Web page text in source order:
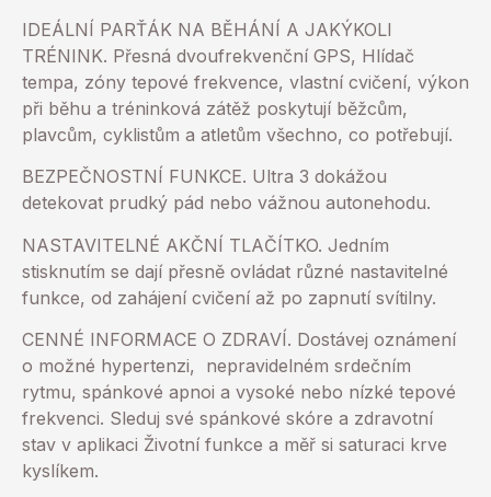
IDEÁLNÍ PARŤÁK NA BĚHÁNÍ A JAKÝKOLI
TRÉNINK. Přesná dvoufrekvenční GPS, Hlídač
tempa, zóny tepové frekvence, vlastní cvičení, výkon
při běhu a tréninková zátěž poskytují běžcům,
plavcům, cyklistům a atletům všechno, co potřebují.
BEZPEČNOSTNÍ FUNKCE. Ultra 3 dokážou
detekovat prudký pád nebo vážnou autonehodu.
NASTAVITELNÉ AKČNÍ TLAČÍTKO. Jedním
stisknutím se dají přesně ovládat různé nastavitelné
funkce, od zahájení cvičení až po zapnutí svítilny.
CENNÉ INFORMACE O ZDRAVÍ. Dostávej oznámení
o možné hypertenzi, nepravidelném srdečním
rytmu, spánkové apnoi a vysoké nebo nízké tepové
frekvenci. Sleduj své spánkové skóre a zdravotní
stav v aplikaci Životní funkce a měř si saturaci krve
kyslíkem.